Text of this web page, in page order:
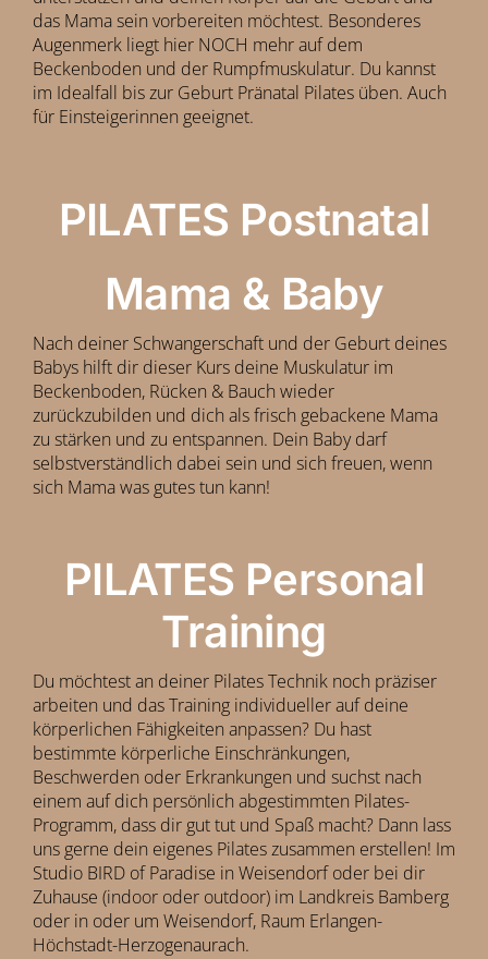
das Mama sein vorbereiten möchtest. Besonderes
Augenmerk liegt hier NOCH mehr auf dem
Beckenboden und der Rumpfmuskulatur. Du kannst
im Idealfall bis zur Geburt Pränatal Pilates üben. Auch
für Einsteigerinnen geeignet.
PILATES Postnatal
Mama & Baby
Nach deiner Schwangerschaft und der Geburt deines
Babys hilft dir dieser Kurs deine Muskulatur im
Beckenboden, Rücken & Bauch wieder
zurückzubilden und dich als frisch gebackene Mama
zu stärken und zu entspannen. Dein Baby darf
selbstverständlich dabei sein und sich freuen, wenn
sich Mama was gutes tun kann!
PILATES Personal
Training
Du möchtest an deiner Pilates Technik noch präziser
arbeiten und das Training individueller auf deine
körperlichen Fähigkeiten anpassen? Du hast
bestimmte körperliche Einschränkungen,
Beschwerden oder Erkrankungen und suchst nach
einem auf dich persönlich abgestimmten Pilates-
Programm, dass dir gut tut und Spaß macht? Dann lass
uns gerne dein eigenes Pilates zusammen erstellen! Im
Studio BIRD of Paradise in Weisendorf oder bei dir
Zuhause (indoor oder outdoor) im Landkreis Bamberg
oder in oder um Weisendorf, Raum Erlangen-
Höchstadt-Herzogenaurach.